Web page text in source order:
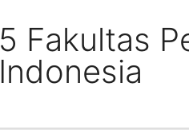
5 Fakultas
Indonesia